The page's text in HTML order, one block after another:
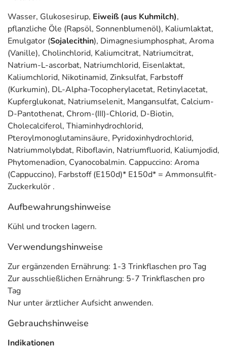
Wasser, Glukosesirup, Eiweiß (aus Kuhmilch),
pflanzliche Öle (Rapsöl, Sonnenblumenöl), Kaliumlaktat,
Emulgator (Sojalecithin), Dimagnesiumphosphat, Aroma
(Vanille), Cholinchlorid, Kaliumcitrat, Natriumcitrat,
Natrium-L-ascorbat, Natriumchlorid, Eisenlaktat,
Kaliumchlorid, Nikotinamid, Zinksulfat, Farbstoff
(Kurkumin), DL-Alpha-Tocopherylacetat, Retinylacetat,
Kupferglukonat, Natriumselenit, Mangansulfat, Calcium-
D-Pantothenat, Chrom-(III)-Chlorid, D-Biotin,
Cholecalciferol, Thiaminhydrochlorid,
Pteroylmonoglutaminsäure, Pyridoxinhydrochlorid,
Natriummolybdat, Riboflavin, Natriumfluorid, Kaliumjodid,
Phytomenadion, Cyanocobalmin. Cappuccino: Aroma
(Cappuccino), Farbstoff (E150d)* E150d* = Ammonsulfit-
Zuckerkulör .
Aufbewahrungshinweise
Kühl und trocken lagern.
Verwendungshinweise
Zur ergänzenden Ernährung: 1-3 Trinkflaschen pro Tag
Zur ausschließlichen Ernährung: 5-7 Trinkflaschen pro
Tag
Nur unter ärztlicher Aufsicht anwenden.
Gebrauchshinweise
Indikationen